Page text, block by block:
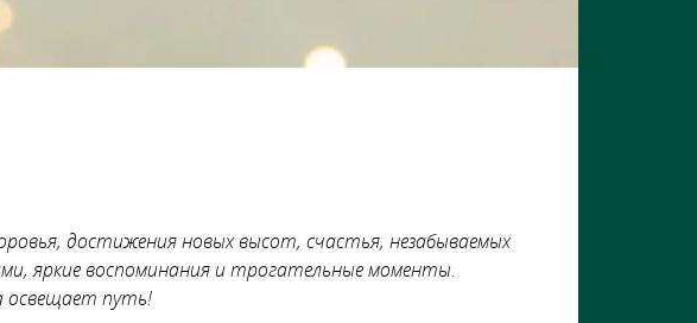
достижения новых высот, счастья, незабываемых
яркие воспоминания и трогательные моменты.
освещает путь!